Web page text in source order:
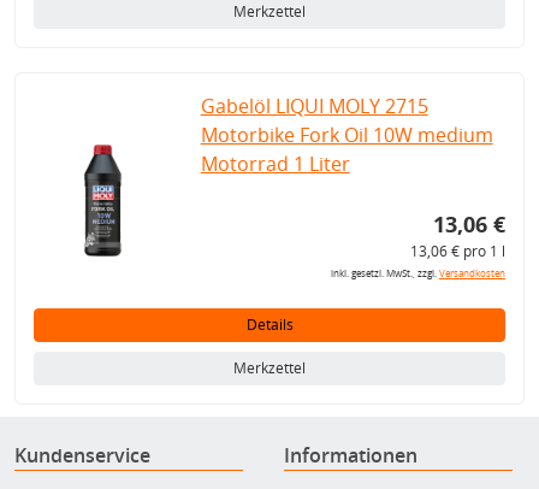
Merkzettel
Gabelöl LIQUI MOLY 2715
Motorbike Fork Oil 10W medium
Motorrad 1 Liter
13,06 €
13,06 € pro 1 l
inkl. gesetzl. MwSt., zzgl.Versandkosten
Details
Merkzettel
Kundenservice Informationen